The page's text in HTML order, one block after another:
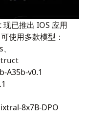
已推出 IOS 应用
使用多款模型：
A35b-v0.1
8x7B-DPO